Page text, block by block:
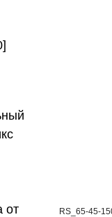
от
RS_65-45-